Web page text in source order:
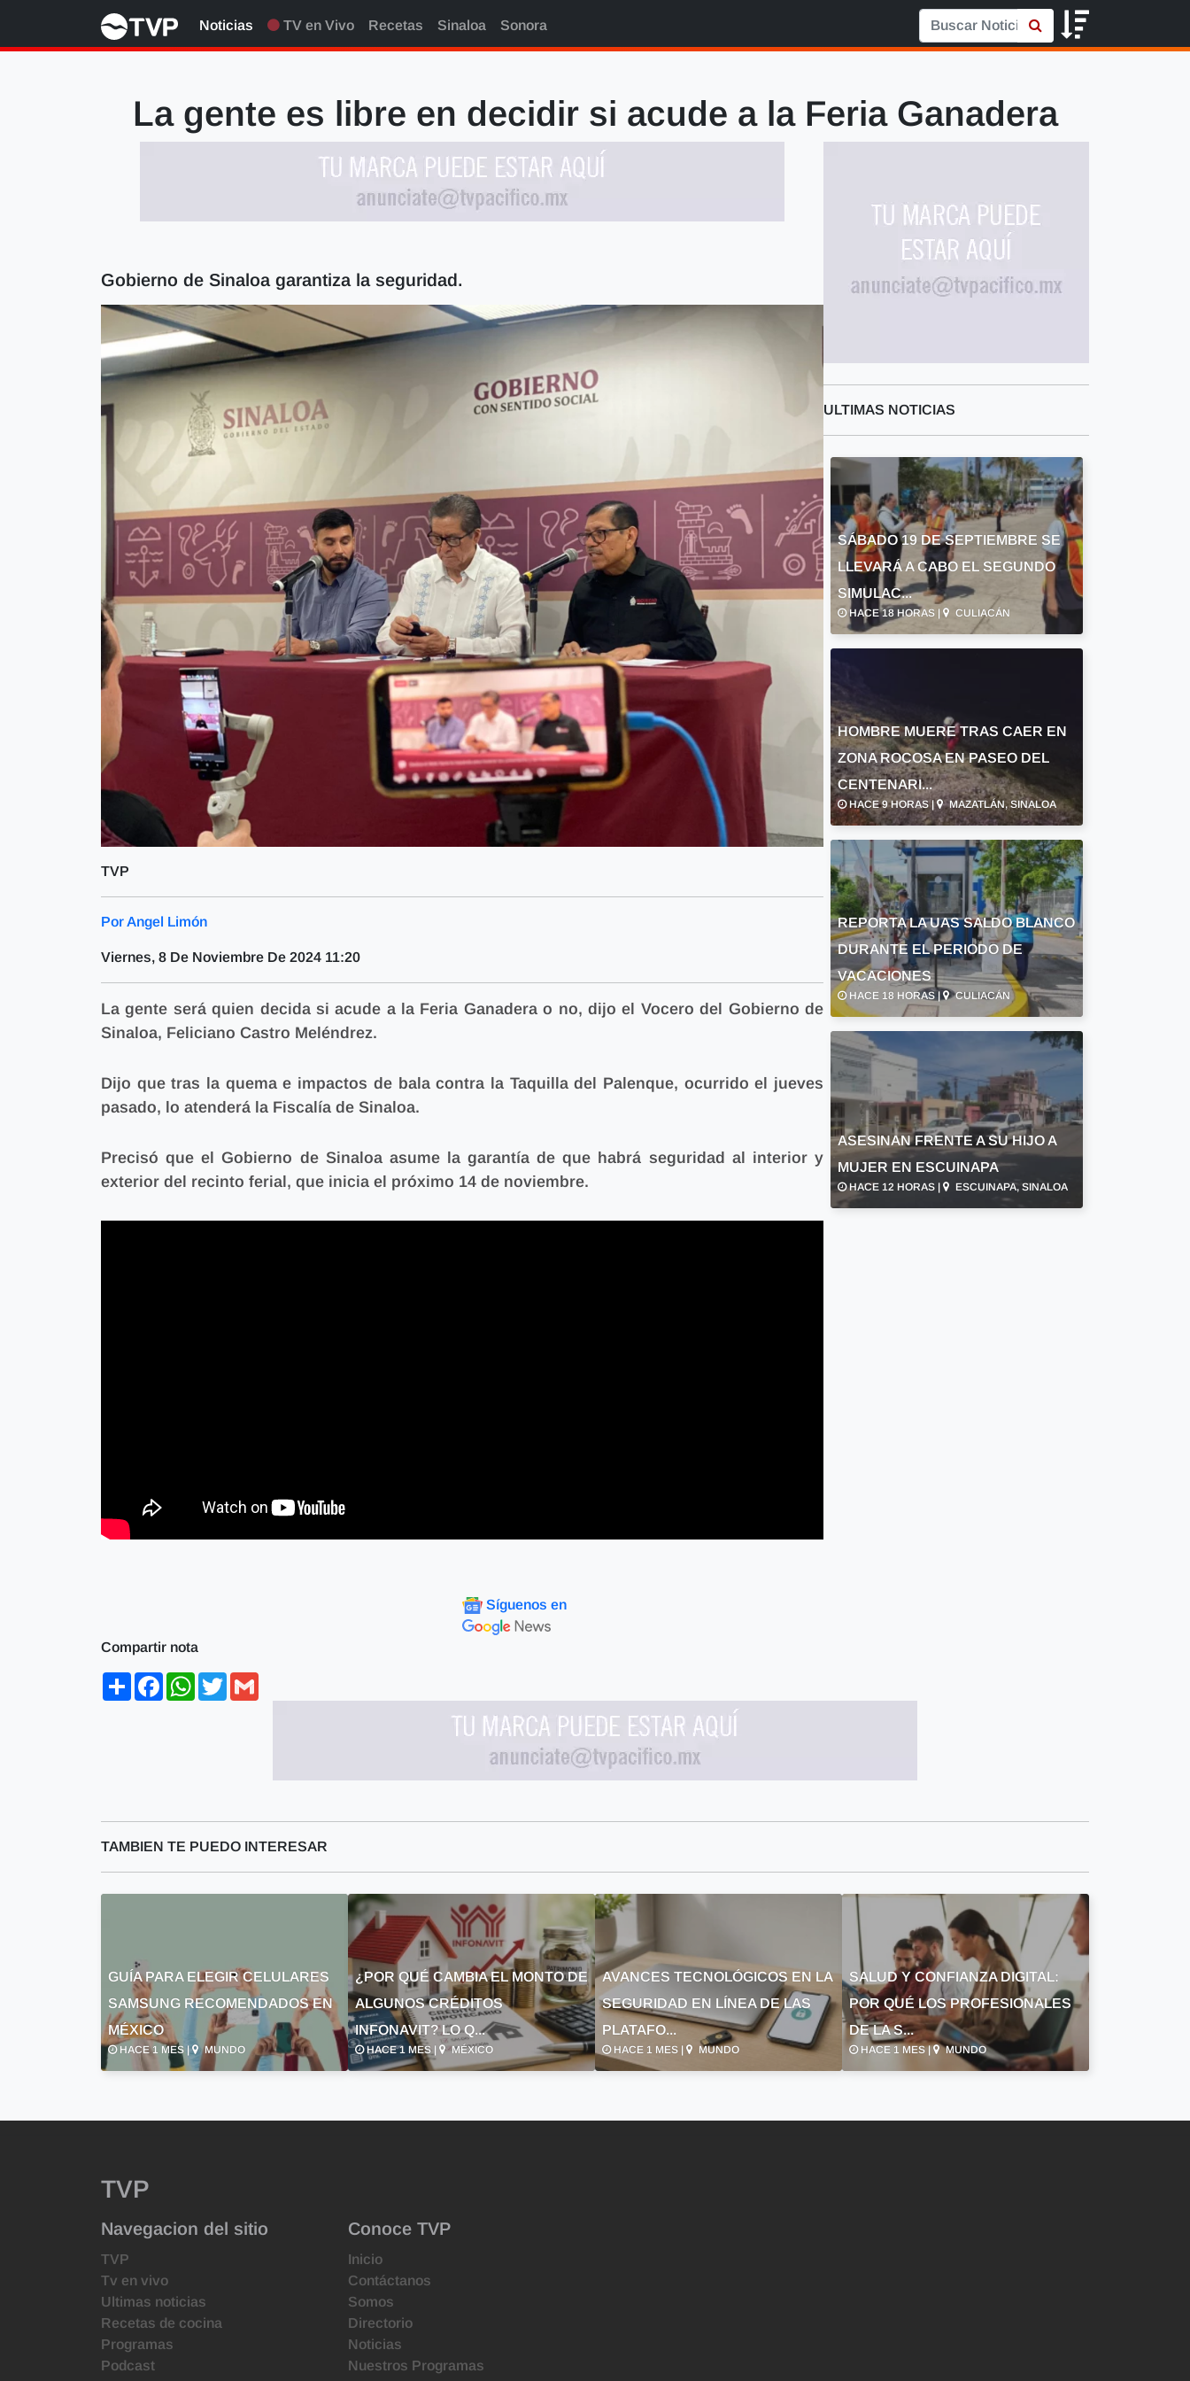
Noticias TV en Vivo Recetas Sinaloa Sonora
La gente es libre en decidir si acude a la Feria Ganadera
Gobierno de Sinaloa garantiza la seguridad.
TVP
Por Angel Limón
Viernes, 8 De Noviembre De 2024 11:20
La gente será quien decida si acude a la Feria Ganadera o no, dijo el Vocero del Gobierno de
Sinaloa, Feliciano Castro Meléndrez.
Dijo que tras la quema e impactos de bala contra la Taquilla del Palenque, ocurrido el jueves
pasado, lo atenderá la Fiscalía de Sinaloa.
Precisó que el Gobierno de Sinaloa asume la garantía de que habrá seguridad al interior y
exterior del recinto ferial, que inicia el próximo 14 de noviembre.
Síguenos en
Compartir nota
ShareFacebookWhatsApp
Twitter
ULTIMAS NOTICIAS
SÁBADO 19 DE SEPTIEMBRE SE
LLEVARÁ A CABO EL SEGUNDO
SIMULAC...
HACE 18 HORAS | CULIACÁN
HOMBRE MUERE TRAS CAER EN
ZONA ROCOSA EN PASEO DEL
CENTENARI...
HACE 9 HORAS | MAZATLÁN, SINALOA
REPORTA LA UAS SALDO BLANCO
DURANTE EL PERIODO DE
VACACIONES
HACE 18 HORAS | CULIACÁN
ASESINAN FRENTE A SU HIJO A
MUJER EN ESCUINAPA
HACE 12 HORAS | ESCUINAPA, SINALOA
TAMBIEN TE PUEDO INTERESAR
GUÍA PARA ELEGIR CELULARES
SAMSUNG RECOMENDADOS EN
MÉXICO
HACE 1 MES | MUNDO
¿POR QUÉ CAMBIA EL MONTO DE
ALGUNOS CRÉDITOS
INFONAVIT? LO Q...
HACE 1 MES | MÉXICO
AVANCES TECNOLÓGICOS EN LA
SEGURIDAD EN LÍNEA DE LAS
PLATAFO...
HACE 1 MES | MUNDO
SALUD Y CONFIANZA DIGITAL:
POR QUÉ LOS PROFESIONALES
DE LA S...
HACE 1 MES | MUNDO
TVP
Navegacion del sitio
TVP
Tv en vivo
Ultimas noticias
Recetas de cocina
Programas
Podcast
Conoce TVP
Inicio
Contáctanos
Somos
Directorio
Noticias
Nuestros Programas